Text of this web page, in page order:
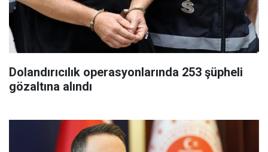
Dolandırıcılık operasyonlarında 253 şüpheli
gözaltına alındı